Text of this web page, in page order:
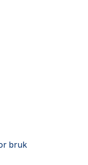
bruk